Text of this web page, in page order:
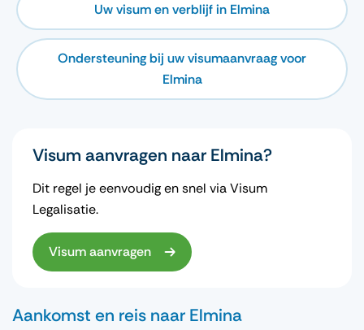
Uw visum en verblijf in Elmina
Ondersteuning bij uw visumaanvraag voor
Elmina
Visum aanvragen naar Elmina?
Dit regel je eenvoudig en snel via Visum
Legalisatie.
Visum aanvragen
Aankomst en reis naar Elmina